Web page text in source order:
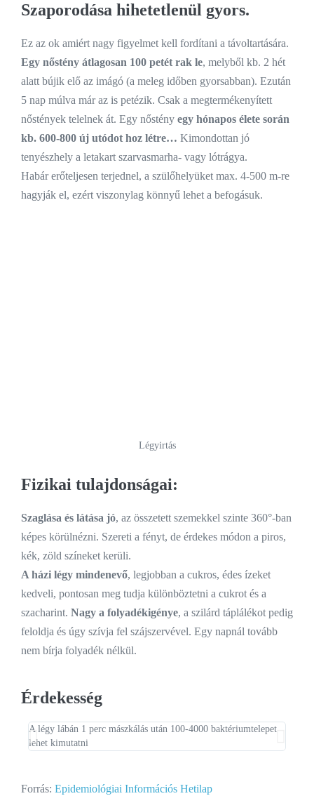
Szaporodása hihetetlenül gyors.
Ez az ok amiért nagy figyelmet kell fordítani a távoltartására.
Egy nőstény átlagosan 100 petét rak le, melyből kb. 2 hét
alatt bújik elő az imágó (a meleg időben gyorsabban). Ezután
5 nap múlva már az is petézik. Csak a megtermékenyített
nőstények telelnek át. Egy nőstény egy hónapos élete során
kb. 600-800 új utódot hoz létre… Kimondottan jó
tenyészhely a letakart szarvasmarha- vagy lótrágya.
Habár erőteljesen terjednel, a szülőhelyüket max. 4-500 m-re
hagyják el, ezért viszonylag könnyű lehet a befogásuk.
Légyirtás
Fizikai tulajdonságai:
Szaglása és látása jó, az összetett szemekkel szinte 360°-ban
képes körülnézni. Szereti a fényt, de érdekes módon a piros,
kék, zöld színeket kerüli.
A házi légy mindenevő, legjobban a cukros, édes ízeket
kedveli, pontosan meg tudja különböztetni a cukrot és a
szacharint. Nagy a folyadékigénye, a szilárd táplálékot pedig
feloldja és úgy szívja fel szájszervével. Egy napnál tovább
nem bírja folyadék nélkül.
Érdekesség
A légy lábán 1 perc mászkálás után 100-4000 baktériumtelepet
lehet kimutatni
Forrás: Epidemiológiai Információs Hetilap